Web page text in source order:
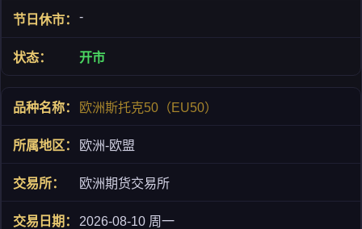
-
开市
欧洲斯托克50（EU50）
欧洲-欧盟
欧洲期货交易所
2026-08-10 周一